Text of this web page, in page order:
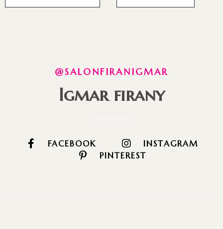
@SALONFIRANIGMAR
Igmar firany
FACEBOOK
INSTAGRAM
PINTEREST